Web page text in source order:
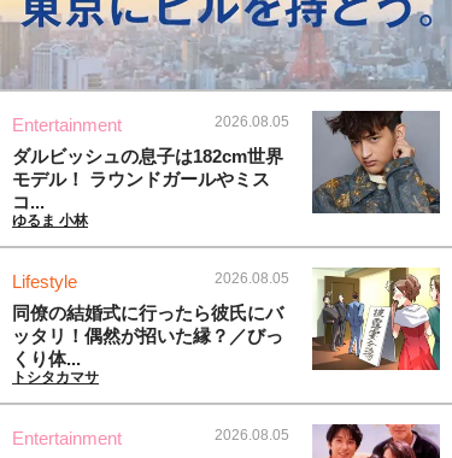
Entertainment 2026.08.05
ダルビッシュの息子は182cm世界
モデル！ ラウンドガールやミス
コ...
ゆるま 小林
Lifestyle 2026.08.05
同僚の結婚式に行ったら彼氏にバ
ッタリ！偶然が招いた縁？／びっ
くり体...
トシタカマサ
Entertainment 2026.08.05